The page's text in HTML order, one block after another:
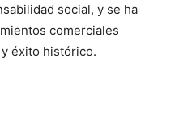
social, y se ha
comerciales
éxito histórico.